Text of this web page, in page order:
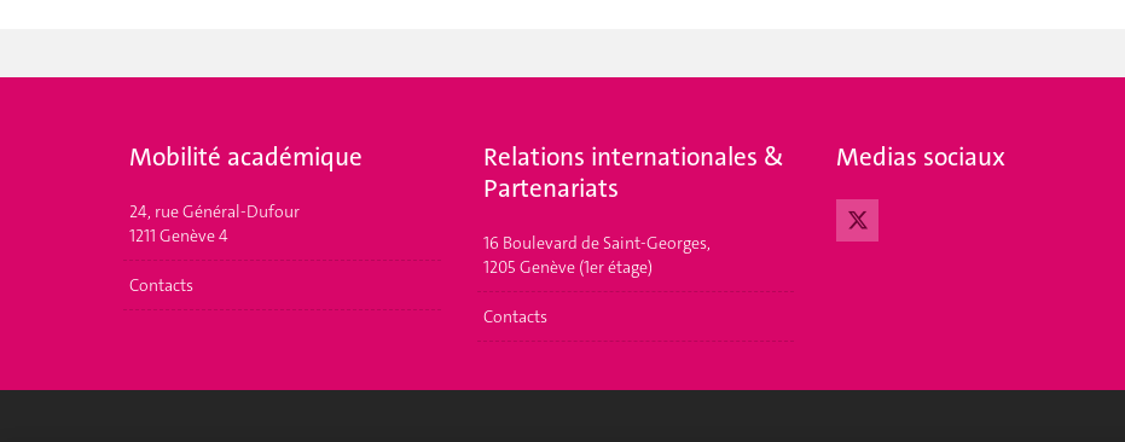
Mobilité académique
24, rue Général-Dufour
1211 Genève 4
Contacts
Relations internationales &
Partenariats
16 Boulevard de Saint-Georges,
1205 Genève (1er étage)
Contacts
Medias sociaux